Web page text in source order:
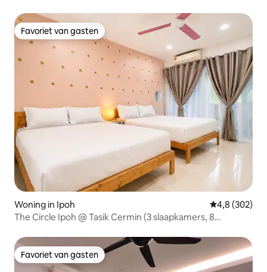
Favoriet van gasten
Favoriet van gasten
Woning in Ipoh Gemiddelde
4,8 (302)
The Circle Ipoh @ Tasik Cermin (3 slaapkamers, 8
Favoriet van gasten
Favoriet van gasten